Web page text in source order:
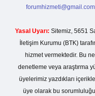
forumhizmeti@gmail.com
Yasal Uyarı: Sitemiz, 5651
İletişim Kurumu (BTK)
hizmet vermektedir. Bu
denetleme veya araştırma
üyelerimiz yazdıkları
üye olarak bu